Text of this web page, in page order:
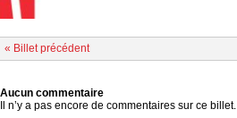
« Billet précédent
Aucun commentaire
Il n’y a pas encore de commentaires sur ce billet.